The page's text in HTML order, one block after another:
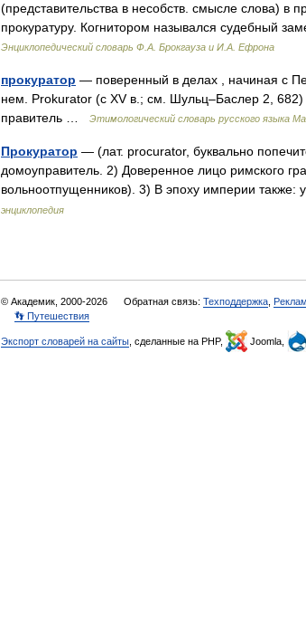
(представительства в несобств. смысле слова) в
прокуратуру. Когнитором назывался судебный
Энциклопедический словарь Ф.А. Брокгауза и И.А. Ефрона
прокуратор — поверенный в делах , начиная с
нем. Prokurator (с ХV в.; см. Шульц–Баслер 2, 682)
правитель …
Этимологический словарь русского языка
Прокуратор — (лат. procurator, буквально
домоуправитель. 2) Доверенное лицо римского
вольноотпущенников). 3) В эпоху империи
энциклопедия
© Академик, 2000-2026 Обратная связь: Техподдержка
👣 Путешествия
Экспорт словарей на сайты , сделанные на PHP, Joomla,